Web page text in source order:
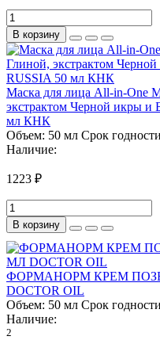
В корзину
Маска для лица All-in-One
экстрактом Черной икры и
мл КНК
Объем: 50 мл Срок
Наличие:
1223 ₽
В корзину
ФОРМАНОРМ КРЕМ
DOCTOR OIL
Объем: 50 мл Срок
Наличие:
2